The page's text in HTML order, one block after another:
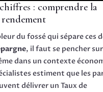
: comprendre la
du fossé qui sépare ces
, il faut se pencher
dans un contexte
estiment que les
délivrer un Taux de